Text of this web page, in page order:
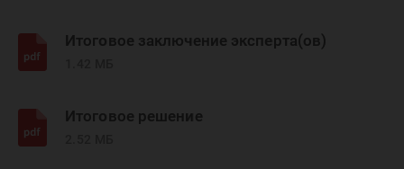
Итоговое заключение эксперта(ов)
Итоговое решение